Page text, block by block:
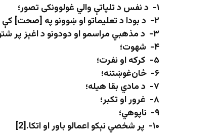
۱- د نفس د تلپاتې والي غولوونکی تصور؛
۲- د بودا د تعلیماتو او ښوونو په [صحت] کې شک؛
۳- د مذهبي مراسمو او دودونو د اغېز پر شتون باور؛
۴- شهوت؛
۵- کرکه او نفرت؛
۶- ځان‌غوښتنه؛
۷- د مادي بقا هیله؛
۸- غرور او تکبر؛
۹- ناپوهي؛
۱۰- پر شخصي نېکو اعمالو باور او اتکا.[2]